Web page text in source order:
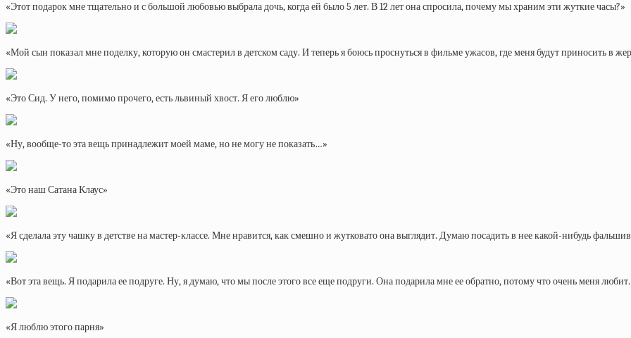
«Этот подарок мне тщательно и с большой любовью выбрала дочь, когда ей было 5 лет. В 12 лет она спросила, почему мы храним эти жуткие часы?»
«Мой сын показал мне поделку, которую он смастерил в детском саду. И теперь я боюсь проснуться в фильме ужасов, где меня будут приносить в
«Это Сид. У него, помимо прочего, есть львиный хвост. Я его люблю»
«Ну, вообще-то эта вещь принадлежит моей маме, но не могу не показать…»
«Это наш Сатана Клаус»
«Я сделала эту чашку в детстве на мастер-классе. Мне нравится, как смешно и жутковато она выглядит. Думаю посадить в нее какой-нибудь
«Вот эта вещь. Я подарила ее подруге. Ну, я думаю, что мы после этого все еще подруги. Она подарила мне ее обратно, потому что очень меня
«Я люблю этого парня»